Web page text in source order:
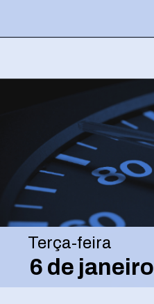
Terça-feira
6 de janeiro